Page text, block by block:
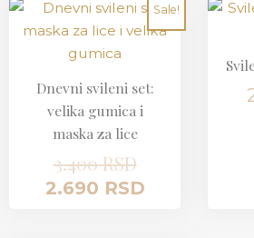
Sale!
Dnevni svileni set:
velika gumica i
maska za lice
3.400RSD
Originalna
cena
bila:
3.400 RSD.
2.690 RSD
Trenutna
cena
2.690 RSD.